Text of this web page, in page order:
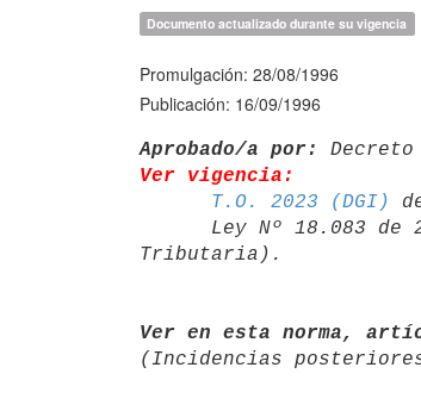
Documento actualizado durante su vigencia
Promulgación: 28/08/1996
Publicación: 16/09/1996
Aprobado/a por: Decreto
Ver vigencia:
T.O. 2023 (DGI)
Ley Nº 18.083
Ver en esta norma,